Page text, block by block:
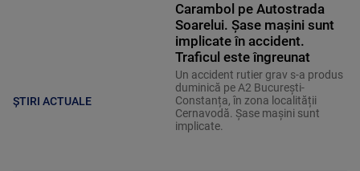
ȘTIRI ACTUALE
Carambol pe Autostrada
Soarelui. Șase mașini sunt
implicate în accident.
Traficul este îngreunat
Un accident rutier grav s-a produs
duminică pe A2 București-
Constanța, în zona localității
Cernavodă. Șase mașini sunt
implicate.